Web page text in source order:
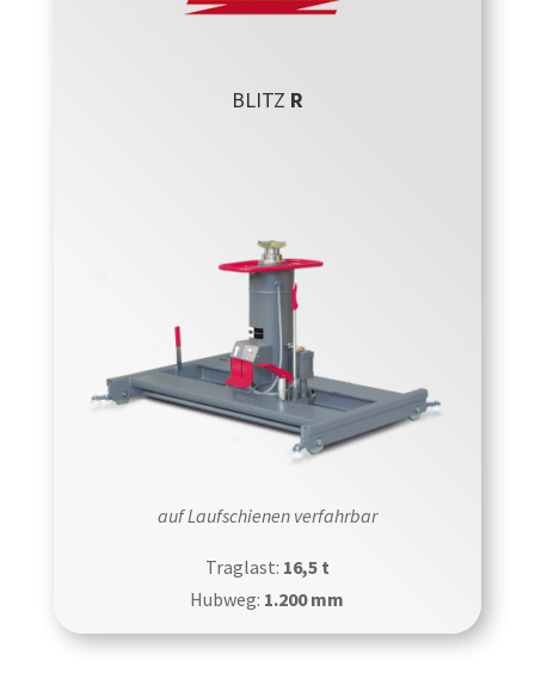
BLITZ R
auf Laufschienen verfahrbar
Traglast: 16,5 t
Hubweg: 1.200 mm